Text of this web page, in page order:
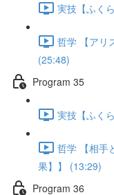
実技【ふく
哲学 【アリ
(25:48)
Program 35
実技【ふく
哲学 【相手
果】】 (13:29)
Program 36